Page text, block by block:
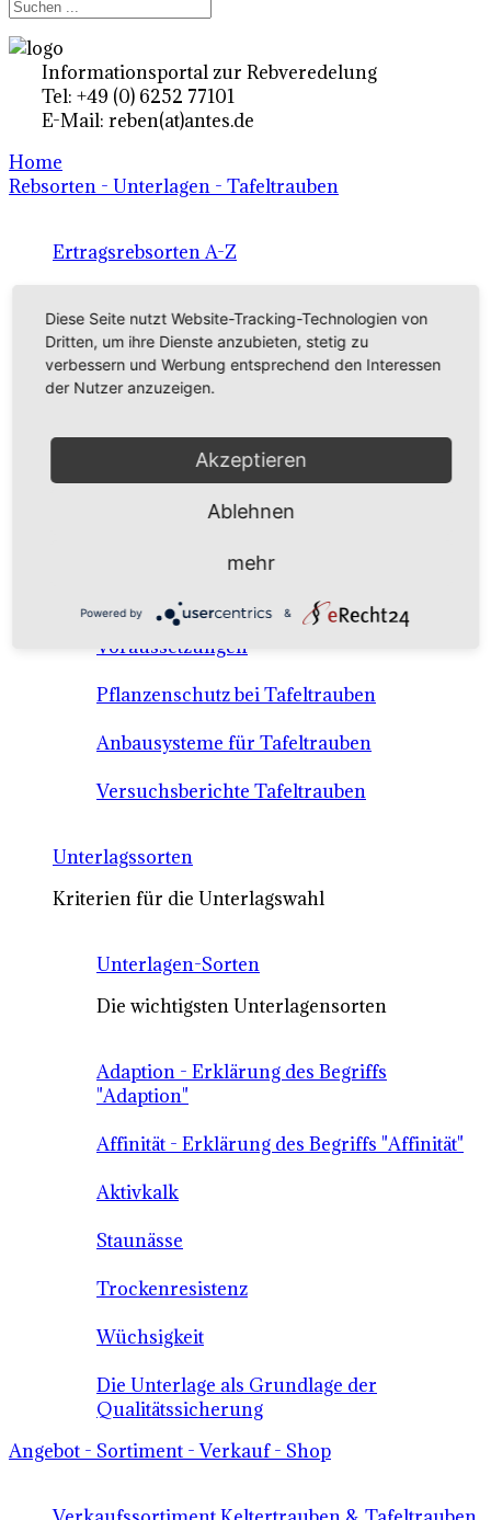
Informationsportal zur Rebveredelung
Tel: +49 (0) 6252 77101
E-Mail: reben(at)antes.de
Home
Rebsorten - Unterlagen - Tafeltrauben
Ertragsrebsorten A-Z
Rebsorten international
externe Links
Tafeltraubensorten
Anbausysteme & Recht
Tafeltrauben A-Z Sortenbeschreibungen
Tafeltraubenanbau - rechtliche
Voraussetzungen
Pflanzenschutz bei Tafeltrauben
Anbausysteme für Tafeltrauben
Versuchsberichte Tafeltrauben
Unterlagssorten
Kriterien für die Unterlagswahl
Unterlagen-Sorten
Die wichtigsten Unterlagensorten
Adaption - Erklärung des Begriffs
"Adaption"
Affinität - Erklärung des Begriffs "Affinität"
Aktivkalk
Staunässe
Trockenresistenz
Wüchsigkeit
Die Unterlage als Grundlage der
Qualitätssicherung
Angebot - Sortiment - Verkauf - Shop
Diese Seite nutzt Website-Tracking-Technologien von
Dritten, um ihre Dienste anzubieten, stetig zu
verbessern und Werbung entsprechend den Interessen
der Nutzer anzuzeigen.
Akzeptieren
Ablehnen
mehr
Powered by &